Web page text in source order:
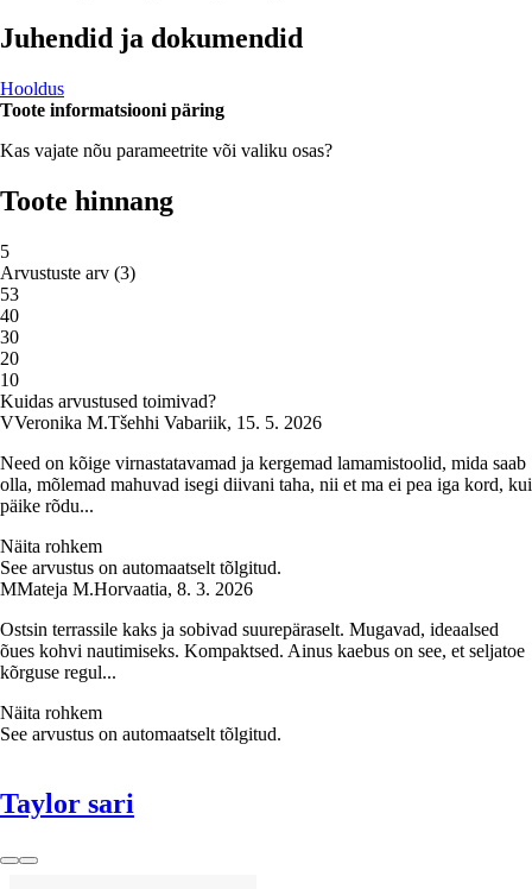
Juhendid ja dokumendid
Hooldus
Toote informatsiooni päring
Kas vajate nõu parameetrite või valiku osas?
Toote hinnang
5
Arvustuste arv (3)
53
40
30
20
10
Kuidas arvustused toimivad?
VVeronika M.Tšehhi Vabariik, 15. 5. 2026
Need on kõige virnastatavamad ja kergemad lamamistoolid, mida saab
olla, mõlemad mahuvad isegi diivani taha, nii et ma ei pea iga kord, kui
päike rõdu...
Näita rohkem
See arvustus on automaatselt tõlgitud.
MMateja M.Horvaatia, 8. 3. 2026
Ostsin terrassile kaks ja sobivad suurepäraselt. Mugavad, ideaalsed
õues kohvi nautimiseks. Kompaktsed. Ainus kaebus on see, et seljatoe
kõrguse regul...
Näita rohkem
See arvustus on automaatselt tõlgitud.
Taylor sari